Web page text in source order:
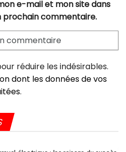
e-mail et mon site dans
prochain commentaire.
réduire les indésirables.
dont les données de vos
.